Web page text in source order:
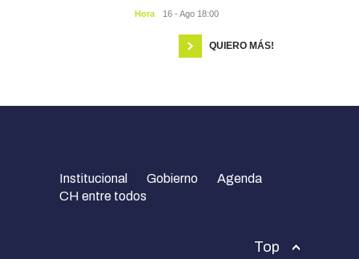
Hora 16 - Ago 18:00
QUIERO MÁS!
Institucional Gobierno
Agenda
CH entre todos
Top